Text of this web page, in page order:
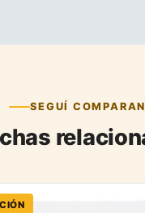
SEGUÍ